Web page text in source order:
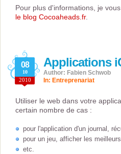
Pour plus d'informations, je
le blog Cocoaheads.fr.
Applications
08
10
2010
Author: Fabien Schwob
In: Entreprenariat
Utiliser le web dans votre
certain nombre de cas :
pour l'application d'un journal,
pour un jeu, afficher les
etc.